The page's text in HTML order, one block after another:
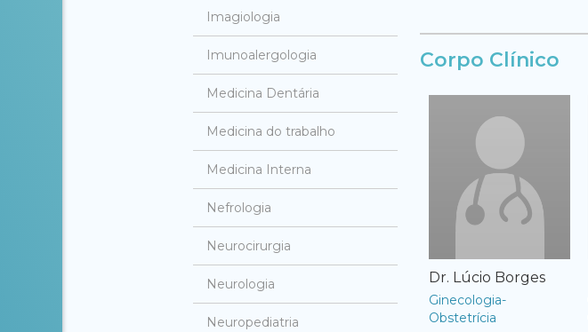
Imagiologia
Imunoalergologia
Medicina Dentária
Medicina do trabalho
Medicina Interna
Nefrologia
Neurocirurgia
Neurologia
Neuropediatria
Corpo Clínico
Dr. Lúcio Borges
Ginecologia-
Obstetrícia